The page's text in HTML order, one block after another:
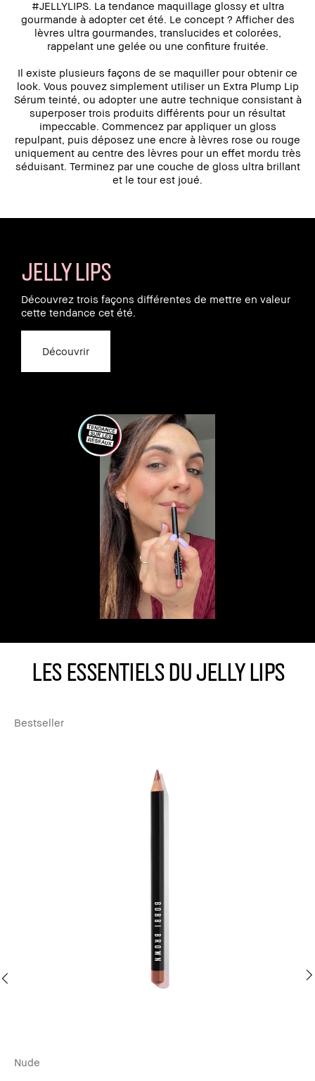
#JELLYLIPS. La tendance maquillage glossy et ultra
gourmande à adopter cet été. Le concept ? Afficher des
lèvres ultra gourmandes, translucides et colorées,
rappelant une gelée ou une confiture fruitée.
Il existe plusieurs façons de se maquiller pour obtenir ce
look. Vous pouvez simplement utiliser un Extra Plump Lip
Sérum teinté, ou adopter une autre technique consistant à
superposer trois produits différents pour un résultat
impeccable. Commencez par appliquer un gloss
repulpant, puis déposez une encre à lèvres rose ou rouge
uniquement au centre des lèvres pour un effet mordu très
séduisant. Terminez par une couche de gloss ultra brillant
et le tour est joué.
JELLY LIPS
Découvrez trois façons différentes de mettre en valeur
cette tendance cet été.
Découvrir
LES ESSENTIELS DU JELLY LIPS
Bestseller
Nude